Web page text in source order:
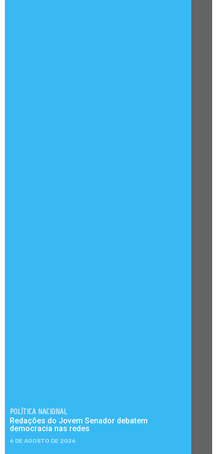
POLÍTICA NACIONAL
Redações do Jovem Senador debatem
democracia nas redes
6 DE AGOSTO DE 2026